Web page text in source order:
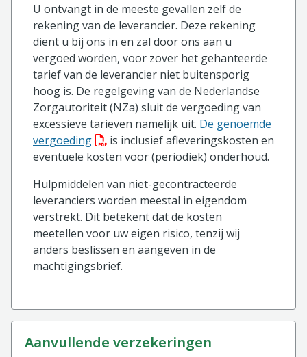
U ontvangt in de meeste gevallen zelf de
rekening van de leverancier. Deze rekening
dient u bij ons in en zal door ons aan u
vergoed worden, voor zover het gehanteerde
tarief van de leverancier niet buitensporig
hoog is. De regelgeving van de Nederlandse
Zorgautoriteit (NZa) sluit de vergoeding van
excessieve tarieven namelijk uit. De genoemde
vergoeding(PDF bestand, download bestand)
is inclusief afleveringskosten en
eventuele kosten voor (periodiek) onderhoud.
Hulpmiddelen van niet-gecontracteerde
leveranciers worden meestal in eigendom
verstrekt. Dit betekent dat de kosten
meetellen voor uw eigen risico, tenzij wij
anders beslissen en aangeven in de
machtigingsbrief.
aanvullende verzekeringen